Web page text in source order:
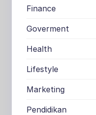
Finance
Goverment
Health
Lifestyle
Marketing
Pendidikan